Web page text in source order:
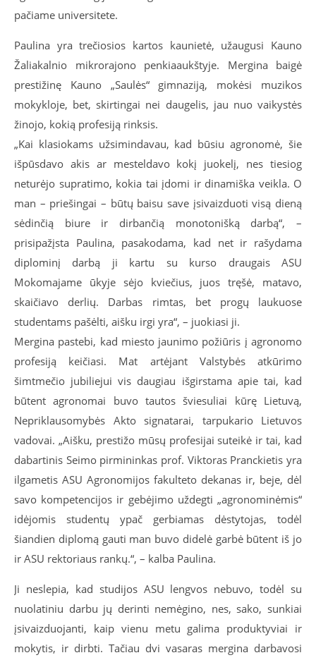
pačiame universitete.
Paulina yra trečiosios kartos kaunietė, užaugusi Kauno
Žaliakalnio mikrorajono penkiaaukštyje. Mergina baigė
prestižinę Kauno „Saulės“ gimnaziją, mokėsi muzikos
mokykloje, bet, skirtingai nei daugelis, jau nuo vaikystės
žinojo, kokią profesiją rinksis.
„Kai klasiokams užsimindavau, kad būsiu agronomė, šie
išpūsdavo akis ar mesteldavo kokį juokelį, nes tiesiog
neturėjo supratimo, kokia tai įdomi ir dinamiška veikla. O
man – priešingai – būtų baisu save įsivaizduoti visą dieną
sėdinčią biure ir dirbančią monotonišką darbą“, –
prisipažįsta Paulina, pasakodama, kad net ir rašydama
diplominį darbą ji kartu su kurso draugais ASU
Mokomajame ūkyje sėjo kviečius, juos tręšė, matavo,
skaičiavo derlių. Darbas rimtas, bet progų laukuose
studentams pašėlti, aišku irgi yra“, – juokiasi ji.
Mergina pastebi, kad miesto jaunimo požiūris į agronomo
profesiją keičiasi. Mat artėjant Valstybės atkūrimo
šimtmečio jubiliejui vis daugiau išgirstama apie tai, kad
būtent agronomai buvo tautos šviesuliai kūrę Lietuvą,
Nepriklausomybės Akto signatarai, tarpukario Lietuvos
vadovai. „Aišku, prestižo mūsų profesijai suteikė ir tai, kad
dabartinis Seimo pirmininkas prof. Viktoras Pranckietis yra
ilgametis ASU Agronomijos fakulteto dekanas ir, beje, dėl
savo kompetencijos ir gebėjimo uždegti „agronominėmis“
idėjomis studentų ypač gerbiamas dėstytojas, todėl
šiandien diplomą gauti man buvo didelė garbė būtent iš jo
ir ASU rektoriaus rankų.“, – kalba Paulina.
Ji neslepia, kad studijos ASU lengvos nebuvo, todėl su
nuolatiniu darbu jų derinti nemėgino, nes, sako, sunkiai
įsivaizduojanti, kaip vienu metu galima produktyviai ir
mokytis, ir dirbti. Tačiau dvi vasaras mergina darbavosi